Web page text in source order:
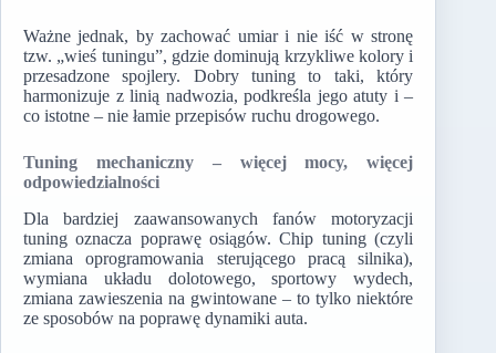
Ważne jednak, by zachować umiar i nie iść w stronę
tzw. „wieś tuningu”, gdzie dominują krzykliwe kolory i
przesadzone spojlery. Dobry tuning to taki, który
harmonizuje z linią nadwozia, podkreśla jego atuty i –
co istotne – nie łamie przepisów ruchu drogowego.
Tuning mechaniczny – więcej mocy, więcej
odpowiedzialności
Dla bardziej zaawansowanych fanów motoryzacji
tuning oznacza poprawę osiągów. Chip tuning (czyli
zmiana oprogramowania sterującego pracą silnika),
wymiana układu dolotowego, sportowy wydech,
zmiana zawieszenia na gwintowane – to tylko niektóre
ze sposobów na poprawę dynamiki auta.